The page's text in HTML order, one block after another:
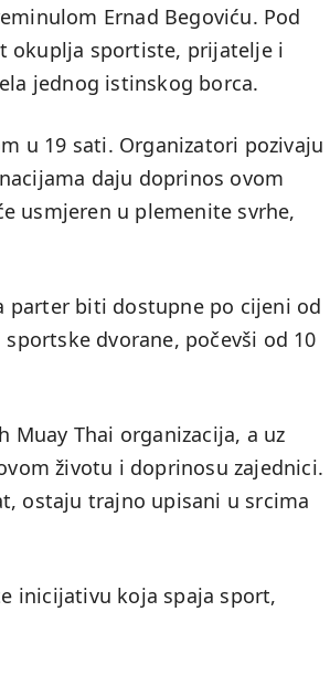
Ernad Begoviću. Pod
okuplja sportiste, prijatelje i
jednog istinskog borca.
u 19 sati. Organizatori pozivaju
daju doprinos ovom
usmjeren u plemenite svrhe,
parter biti dostupne po cijeni od
dvorane, počevši od 10
Thai organizacija, a uz
životu i doprinosu zajednici.
ostaju trajno upisani u srcima
inicijativu koja spaja sport,